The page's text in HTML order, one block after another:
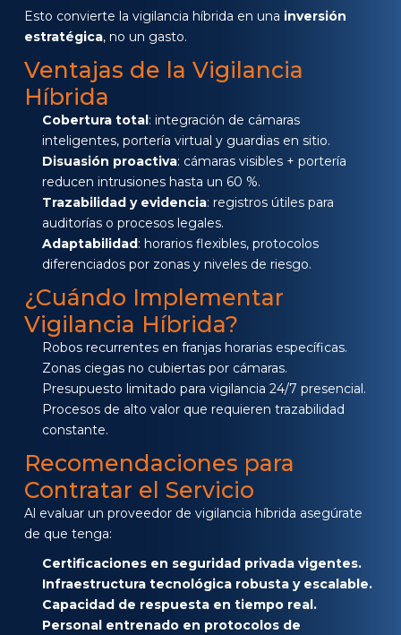
Esto convierte la vigilancia híbrida en una inversión
estratégica, no un gasto.
Ventajas de la Vigilancia
Híbrida
Cobertura total: integración de cámaras
inteligentes, portería virtual y guardias en sitio.
Disuasión proactiva: cámaras visibles + portería
reducen intrusiones hasta un 60 %.
Trazabilidad y evidencia: registros útiles para
auditorías o procesos legales.
Adaptabilidad: horarios flexibles, protocolos
diferenciados por zonas y niveles de riesgo.
¿Cuándo Implementar
Vigilancia Híbrida?
Robos recurrentes en franjas horarias específicas.
Zonas ciegas no cubiertas por cámaras.
Presupuesto limitado para vigilancia 24/7 presencial.
Procesos de alto valor que requieren trazabilidad
constante.
Recomendaciones para
Contratar el Servicio
Al evaluar un proveedor de vigilancia híbrida asegúrate
de que tenga:
Certificaciones en seguridad privada vigentes.
Infraestructura tecnológica robusta y escalable.
Capacidad de respuesta en tiempo real.
Personal entrenado en protocolos de